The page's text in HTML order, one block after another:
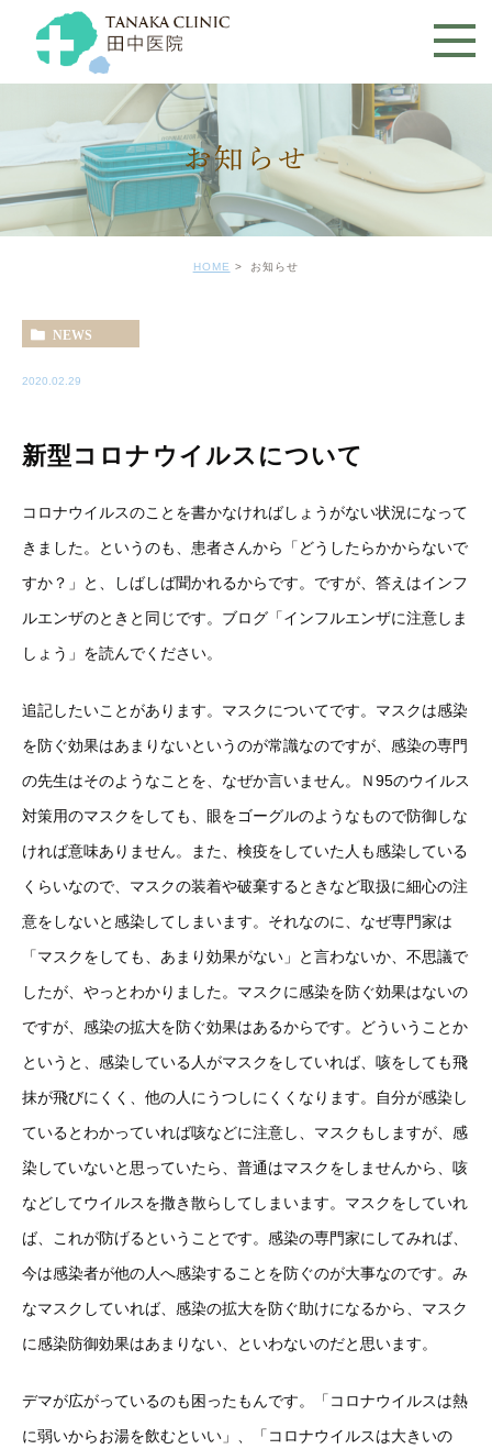
お知らせ
HOME お知らせ
NEWS
2020.02.29
新型コロナウイルスについて
コロナウイルスのことを書かなければしょうがない状況になって
きました。というのも、患者さんから「どうしたらかからないで
すか？」と、しばしば聞かれるからです。ですが、答えはインフ
ルエンザのときと同じです。ブログ「インフルエンザに注意しま
しょう」を読んでください。
追記したいことがあります。マスクについてです。マスクは感染
を防ぐ効果はあまりないというのが常識なのですが、感染の専門
の先生はそのようなことを、なぜか言いません。Ｎ95のウイルス
対策用のマスクをしても、眼をゴーグルのようなもので防御しな
ければ意味ありません。また、検疫をしていた人も感染している
くらいなので、マスクの装着や破棄するときなど取扱に細心の注
意をしないと感染してしまいます。それなのに、なぜ専門家は
「マスクをしても、あまり効果がない」と言わないか、不思議で
したが、やっとわかりました。マスクに感染を防ぐ効果はないの
ですが、感染の拡大を防ぐ効果はあるからです。どういうことか
というと、感染している人がマスクをしていれば、咳をしても飛
抹が飛びにくく、他の人にうつしにくくなります。自分が感染し
ているとわかっていれば咳などに注意し、マスクもしますが、感
染していないと思っていたら、普通はマスクをしませんから、咳
などしてウイルスを撒き散らしてしまいます。マスクをしていれ
ば、これが防げるということです。感染の専門家にしてみれば、
今は感染者が他の人へ感染することを防ぐのが大事なのです。み
なマスクしていれば、感染の拡大を防ぐ助けになるから、マスク
に感染防御効果はあまりない、といわないのだと思います。
デマが広がっているのも困ったもんです。「コロナウイルスは熱
に弱いからお湯を飲むといい」、「コロナウイルスは大きいの